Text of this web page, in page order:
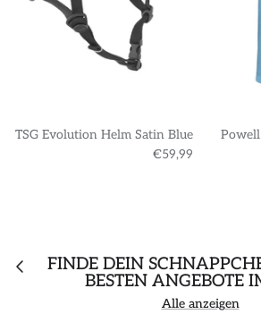
TSG Evolution Helm Satin Blue
€59,99
FINDE DEIN
BESTEN ANGEBOTE
Alle anzeigen